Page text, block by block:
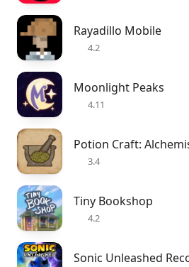
Rayadillo Mobile
4.2
Moonlight Peaks
4.11
Potion Craft:
3.4
Tiny Bookshop
4.2
Sonic Unleashed